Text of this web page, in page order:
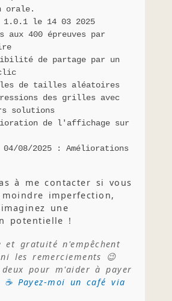
orale.
1.0.1 le 14 03 2025
aux 400 épreuves par
de partage par un
de tailles aléatoires
des grilles avec
solutions
de l'affichage sur
08/2025 : Améliorations
à me contacter si vous
imperfection,
une
potentielle !
et gratuité n'empêchent
les remerciements 😉
pour m'aider à payer
☕ Payez-moi un café via